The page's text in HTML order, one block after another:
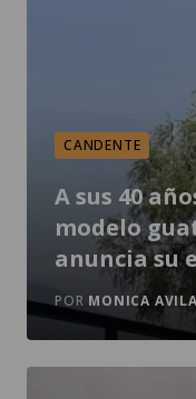
CANDENTE
A sus 40
modelo
anuncia su
POR MONICA AVILA